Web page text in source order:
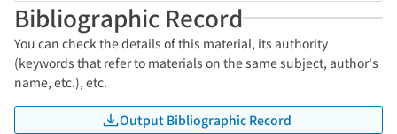
Bibliographic Record
You can check the details of this material, its authority
(keywords that refer to materials on the same subject, author's
name, etc.), etc.
Output Bibliographic Record